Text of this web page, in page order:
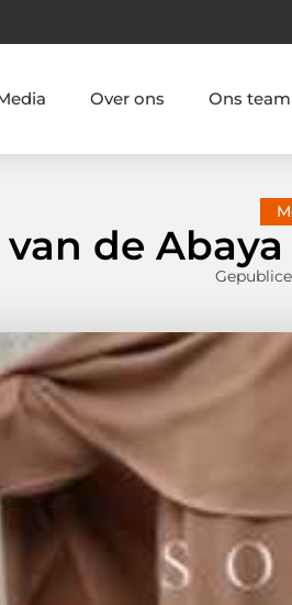
Over ons Ons team
de